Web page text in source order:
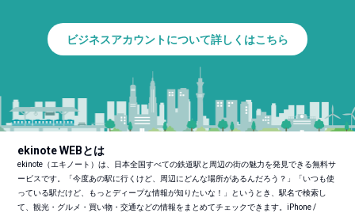
ビジネスアカウントについて詳しくはこちら
ekinote WEBとは
ekinote（エキノート）は、日本全国すべての鉄道駅と周辺の街の魅力を発見できる無料サ
ービスです。「今度あの駅に行くけど、周辺にどんな場所があるんだろう？」「いつも使
っている駅だけど、もっとディープな情報が知りたいな！」というとき、駅名で検索し
て、観光・グルメ・買い物・交通などの情報をまとめてチェックできます。iPhone /